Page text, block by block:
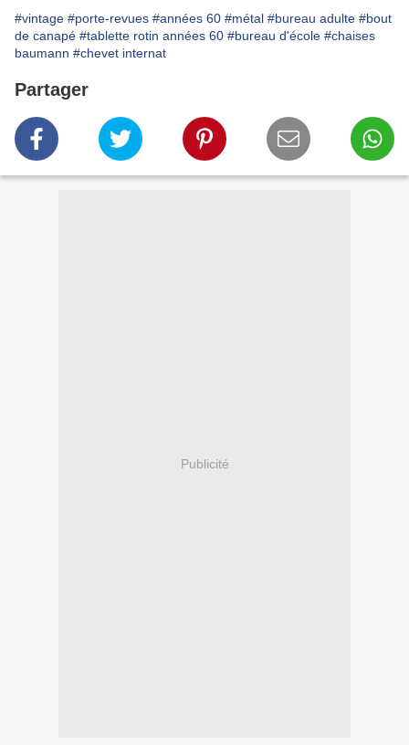
#vintage #porte-revues #années 60 #métal #bureau adulte #bout
de canapé #tablette rotin années 60 #bureau d'école #chaises
baumann #chevet internat
Partager
Publicité